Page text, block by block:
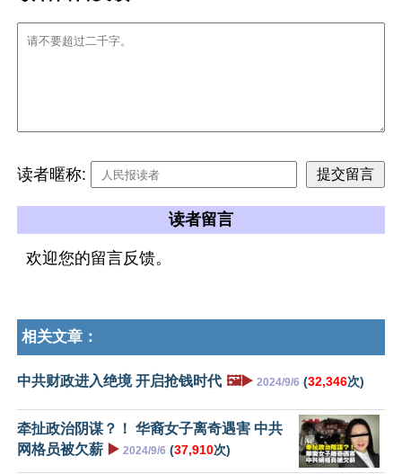
读者暱称:
读者留言
欢迎您的留言反馈。
相关文章：
中共财政进入绝境 开启抢钱时代 🖼️▶️ 2024/9/6 (32,346次)
牵扯政治阴谋？！ 华裔女子离奇遇害 中共
网格员被欠薪 ▶️ 2024/9/6 (37,910次)